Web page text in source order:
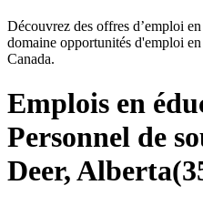
Découvrez des offres d’emploi
domaine opportunités d'emploi
Canada.
Emplois en
Personnel de
Deer, Alberta(